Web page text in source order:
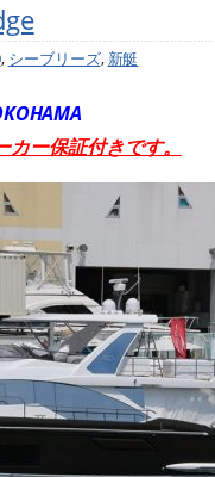
, シーブリーズ, 新艇
ー保証付きです。